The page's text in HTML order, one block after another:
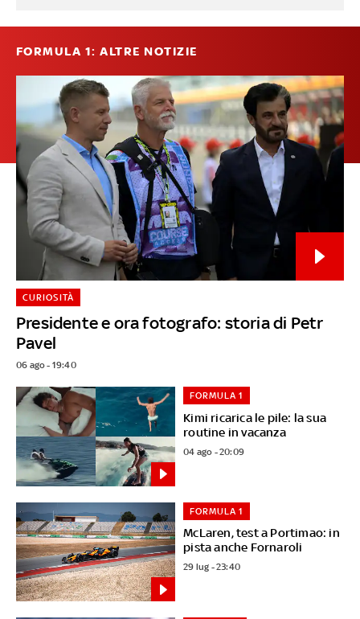
FORMULA 1: ALTRE NOTIZIE
Presidente e ora fotografo: storia di Petr
Pavel
CURIOSITÀ
06 ago - 19:40
Kimi ricarica le pile: la sua
routine in vacanza
FORMULA 1
04 ago - 20:09
McLaren, test a Portimao: in
pista anche Fornaroli
FORMULA 1
29 lug - 23:40